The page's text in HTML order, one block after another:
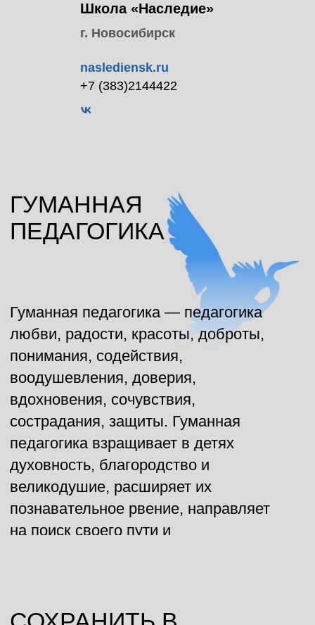
Школа «Наследие»
г. Новосибирск
naslediensk.ru
+7 (383)2144422